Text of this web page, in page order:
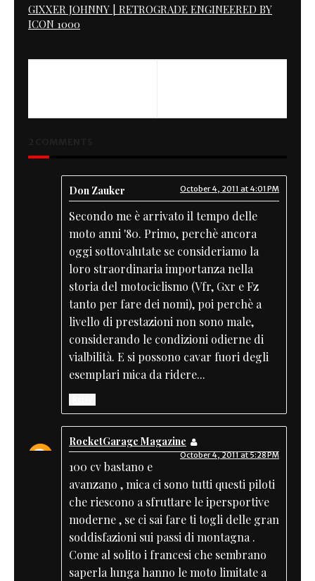
GIXXER JOHNNY | RETROGRADE ENGINEERED BY
ICON 1000
Don Zauker October 4, 2011 at 4:01 PM
Secondo me è arrivato il tempo delle
moto anni '80. Primo, perchè ancora
oggi sottovalutate se consideriamo la
loro straordinaria importanza nella
storia del motociclismo (Vfr, Gxr e Fz
tanto per fare dei nomi), poi perchè a
livello di prestazioni non sono male,
considerando le condizioni odierne di
vialbilità. E si possono cavar fuori degli
esemplari mica da ridere...
RocketGarage Magazine
October 4, 2011 at 5:28 PM
100 cv bastano e
avanzano , mica ci sono tutti questi piloti
che riescono a sfruttare le ipersportive
moderne , se ci sai fare ti togli delle gran
soddisfazioni sui passi di montagna .
Come al solito i francesi che sembrano
saperla lunga hanno le moto limitate a